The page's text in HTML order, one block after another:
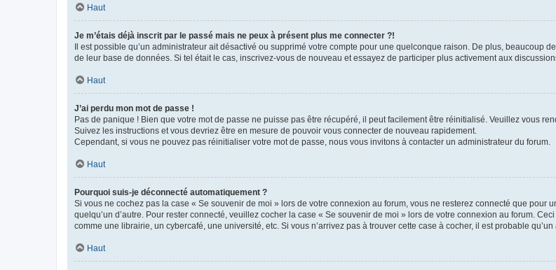
Haut
Je m’étais déjà inscrit par le passé mais ne peux à présent plus me connecter ?!
Il est possible qu’un administrateur ait désactivé ou supprimé votre compte pour une quelconque raison. De plus, beaucoup
de leur base de données. Si tel était le cas, inscrivez-vous de nouveau et essayez de participer plus activement aux
Haut
J’ai perdu mon mot de passe !
Pas de panique ! Bien que votre mot de passe ne puisse pas être récupéré, il peut facilement être réinitialisé. Veuillez vous
Suivez les instructions et vous devriez être en mesure de pouvoir vous connecter de nouveau rapidement.
Cependant, si vous ne pouvez pas réinitialiser votre mot de passe, nous vous invitons à contacter un administrateur du forum.
Haut
Pourquoi suis-je déconnecté automatiquement ?
Si vous ne cochez pas la case « Se souvenir de moi » lors de votre connexion au forum, vous ne resterez connecté que pour
quelqu’un d’autre. Pour rester connecté, veuillez cocher la case « Se souvenir de moi » lors de votre connexion au forum.
comme une librairie, un cybercafé, une université, etc. Si vous n’arrivez pas à trouver cette case à cocher, il est probable
Haut